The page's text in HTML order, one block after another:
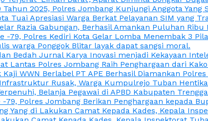
2025, Polres Jombang Kunjungi Anggota Yang
Tuai Apresiasi Warga Berkat Pelayanan SIM yang
Razia Gabungan, Berhasil Amankan Puluhan Ribu
-79, Polres Kediri Kota Gelar Lomba Menembak 3
warga Ponggok Blitar layak dapat sangsi moral.
Bedah Jurnal Karya Inovasi menjadi Kekayaan
Lantas Polres Jombang Raih Penghargaan dari
WWN Berlabel PT APE Berhasil Diamankan
Rusak, Warga Kumpulrejo Tuban
Belanja Pegawai di APBD Kabupaten
79, Polres Jombang Berikan Penghargaan kepada
Yang di Lakukan Camat Kepada Kades, Kepala